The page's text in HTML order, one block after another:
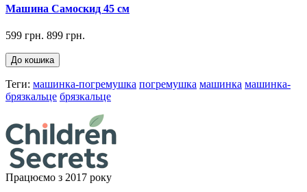
Машина Самоскид 45 см
599 грн. 899 грн.
До кошика
Теги: машинка-погремушка погремушка машинка машинка-
брязкальце брязкальце
Працюємо з 2017 року